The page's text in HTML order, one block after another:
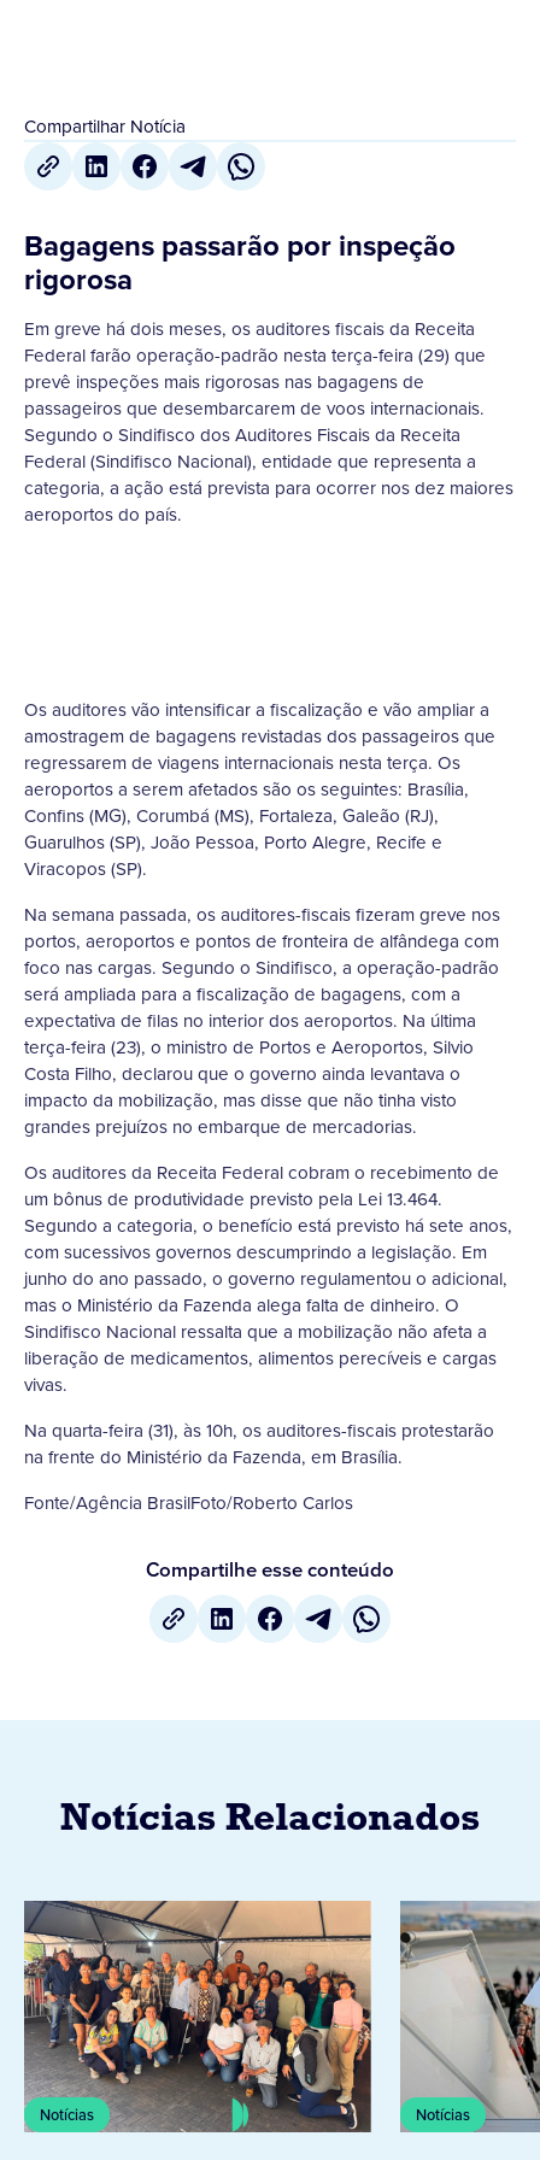
Compartilhar Notícia
Bagagens passarão por inspeção
rigorosa
Em greve há dois meses, os auditores fiscais da Receita
Federal farão operação-padrão nesta terça-feira (29) que
prevê inspeções mais rigorosas nas bagagens de
passageiros que desembarcarem de voos internacionais.
Segundo o Sindifisco dos Auditores Fiscais da Receita
Federal (Sindifisco Nacional), entidade que representa a
categoria, a ação está prevista para ocorrer nos dez maiores
aeroportos do país.
Os auditores vão intensificar a fiscalização e vão ampliar a
amostragem de bagagens revistadas dos passageiros que
regressarem de viagens internacionais nesta terça. Os
aeroportos a serem afetados são os seguintes: Brasília,
Confins (MG), Corumbá (MS), Fortaleza, Galeão (RJ),
Guarulhos (SP), João Pessoa, Porto Alegre, Recife e
Viracopos (SP).
Na semana passada, os auditores-fiscais fizeram greve nos
portos, aeroportos e pontos de fronteira de alfândega com
foco nas cargas. Segundo o Sindifisco, a operação-padrão
será ampliada para a fiscalização de bagagens, com a
expectativa de filas no interior dos aeroportos. Na última
terça-feira (23), o ministro de Portos e Aeroportos, Silvio
Costa Filho, declarou que o governo ainda levantava o
impacto da mobilização, mas disse que não tinha visto
grandes prejuízos no embarque de mercadorias.
Os auditores da Receita Federal cobram o recebimento de
um bônus de produtividade previsto pela Lei 13.464.
Segundo a categoria, o benefício está previsto há sete anos,
com sucessivos governos descumprindo a legislação. Em
junho do ano passado, o governo regulamentou o adicional,
mas o Ministério da Fazenda alega falta de dinheiro. O
Sindifisco Nacional ressalta que a mobilização não afeta a
liberação de medicamentos, alimentos perecíveis e cargas
vivas.
Na quarta-feira (31), às 10h, os auditores-fiscais protestarão
na frente do Ministério da Fazenda, em Brasília.
Fonte/Agência BrasilFoto/Roberto Carlos
Compartilhe esse conteúdo
Notícias Relacionados
Notícias Notícias